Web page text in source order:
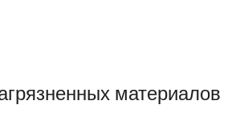
материалов